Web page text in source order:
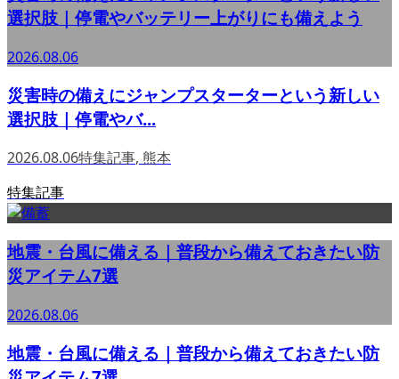
選択肢｜停電やバッテリー上がりにも備えよう
2026.08.06
災害時の備えにジャンプスターターという新しい
選択肢｜停電やバ...
2026.08.06特集記事, 熊本
特集記事
地震・台風に備える｜普段から備えておきたい防
災アイテム7選
2026.08.06
地震・台風に備える｜普段から備えておきたい防